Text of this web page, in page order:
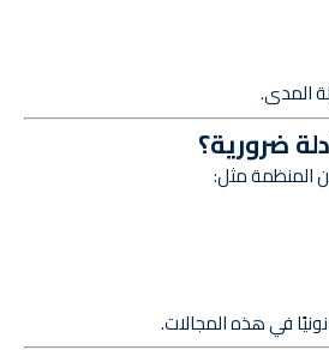
المدى.
ضرورية؟
المنظمة مثل:
في هذه المجالات.